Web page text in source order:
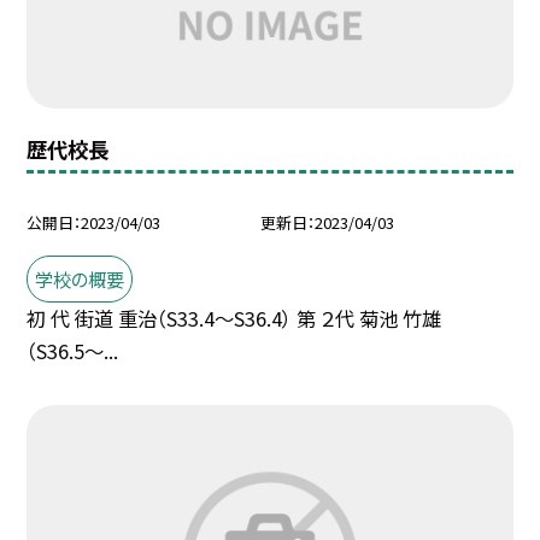
歴代校長
公開日 2023/04/03 更新日 2023/04/03
学校の概要
初 代 街道 重治（S33.4〜S36.4） 第 ２代 菊池 竹雄
（S36.5〜...